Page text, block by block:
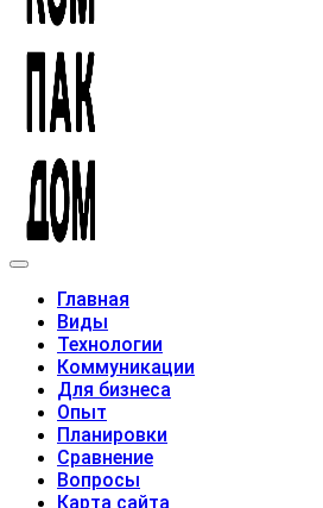
Главная
Виды
Технологии
Коммуникации
Для бизнеса
Опыт
Планировки
Сравнение
Вопросы
Карта сайта